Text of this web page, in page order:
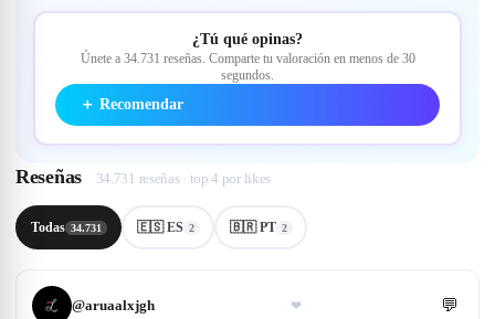
¿Tú qué opinas?
Únete a 34.731 reseñas. Comparte tu valoración en menos de 30
segundos.
＋ Recomendar
Reseñas 34.731 reseñas · top 4 por likes
Todas 34.731 🇪🇸 ES 2 🇧🇷 PT 2
@aruaalxjgh ❤ 💬